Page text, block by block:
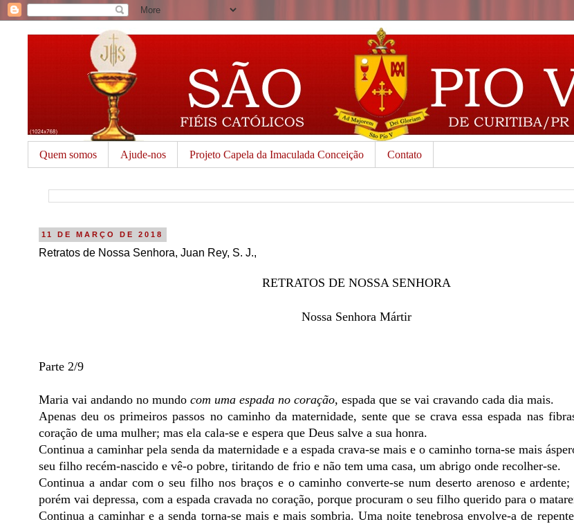
Quem somos Ajude-nos Projeto Capela da Imaculada Conceição Contato
11 DE MARÇO DE 2018
Retratos de Nossa Senhora, Juan Rey, S. J.,
RETRATOS DE NOSSA SENHORA
Nossa Senhora Mártir
Parte 2/9
Maria vai andando no mundo com uma espada no coração, espada que se vai cravando cada dia mais.
Apenas deu os primeiros passos no caminho da maternidade, sente que se crava essa espada nas
coração de uma mulher; mas ela cala-se e espera que Deus salve a sua honra.
Continua a caminhar pela senda da maternidade e a espada crava-se mais e o caminho torna-se mais
seu filho recém-nascido e vê-o pobre, tiritando de frio e não tem uma casa, um abrigo onde recolher-se.
Continua a andar com o seu filho nos braços e o caminho converte-se num deserto arenoso e ardente;
porém vai depressa, com a espada cravada no coração, porque procuram o seu filho querido para o
Continua a caminhar e a senda torna-se mais e mais sombria. Uma noite tenebrosa envolve-a de